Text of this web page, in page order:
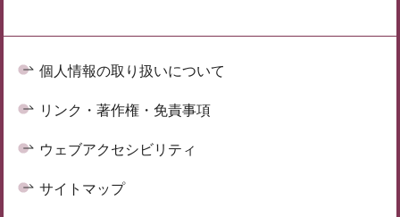
個人情報の取り扱いについて
リンク・著作権・免責事項
ウェブアクセシビリティ
サイトマップ